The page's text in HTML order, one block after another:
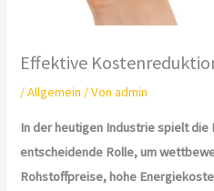
Effektive
/Allgemein / Vonadmin
In der heutigen Industrie spielt
entscheidende Rolle, um
Rohstoffpreise, hohe